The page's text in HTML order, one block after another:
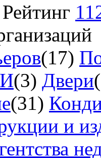
Рейтинг
(17)
(3) Двери
(31)
и